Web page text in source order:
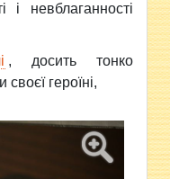
і невблаганності
, досить тонко
героїні,